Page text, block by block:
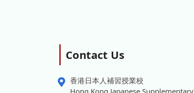
Contact Us
香港日本人補習授業校
Hong Kong Japanese Supplementary